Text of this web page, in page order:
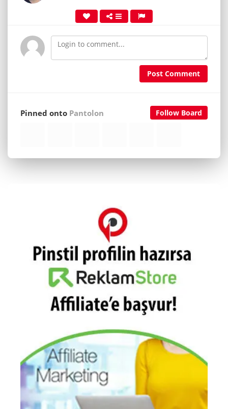
Post Comment
Follow Board
Pinned onto Pantolon